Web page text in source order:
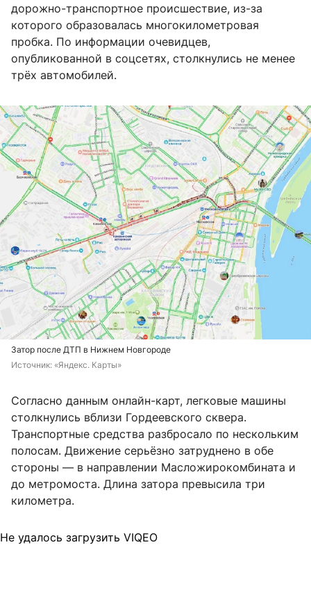
дорожно-транспортное происшествие, из-за
которого образовалась многокилометровая
пробка. По информации очевидцев,
опубликованной в соцсетях, столкнулись не менее
трёх автомобилей.
Затор после ДТП в Нижнем Новгороде
Источник: «Яндекс. Карты»
Согласно данным онлайн-карт, легковые машины
столкнулись вблизи Гордеевского сквера.
Транспортные средства разбросало по нескольким
полосам. Движение серьёзно затруднено в обе
стороны — в направлении Масложирокомбината и
до метромоста. Длина затора превысила три
километра.
Не удалось загрузить VIQEO